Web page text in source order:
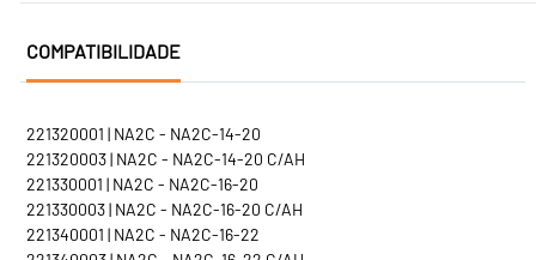
COMPATIBILIDADE
221320001 | NA2C - NA2C-14-20
221320003 | NA2C - NA2C-14-20 C/AH
221330001 | NA2C - NA2C-16-20
221330003 | NA2C - NA2C-16-20 C/AH
221340001 | NA2C - NA2C-16-22